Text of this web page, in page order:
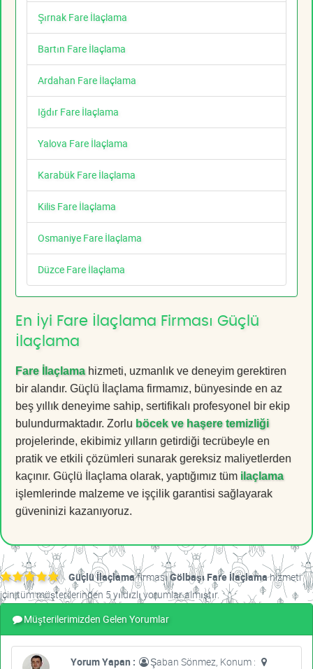
Şırnak Fare İlaçlama
Bartın Fare İlaçlama
Ardahan Fare İlaçlama
Iğdır Fare İlaçlama
Yalova Fare İlaçlama
Karabük Fare İlaçlama
Kilis Fare İlaçlama
Osmaniye Fare İlaçlama
Düzce Fare İlaçlama
En İyi Fare İlaçlama Firması Güçlü
İlaçlama
Fare İlaçlamahizmeti, uzmanlık ve deneyim gerektiren
bir alandır. Güçlü İlaçlama firmamız, bünyesinde en az
beş yıllık deneyime sahip, sertifikalı profesyonel bir ekip
bulundurmaktadır. Zorlu böcek ve haşere temizliği
projelerinde, ekibimiz yılların getirdiği tecrübeyle en
pratik ve etkili çözümleri sunarak gereksiz maliyetlerden
kaçınır. Güçlü İlaçlama olarak, yaptığımız tüm ilaçlama
işlemlerinde malzeme ve işçilik garantisi sağlayarak
güveninizi kazanıyoruz.
Güçlü İlaçlamafirmasıGölbaşı Fare İlaçlamahizmeti
için tüm müşterilerinden 5 yıldızlı yorumlar almıştır.
Müşterilerimizden Gelen Yorumlar
Yorum Yapan :
Şaban Sönmez, Konum :